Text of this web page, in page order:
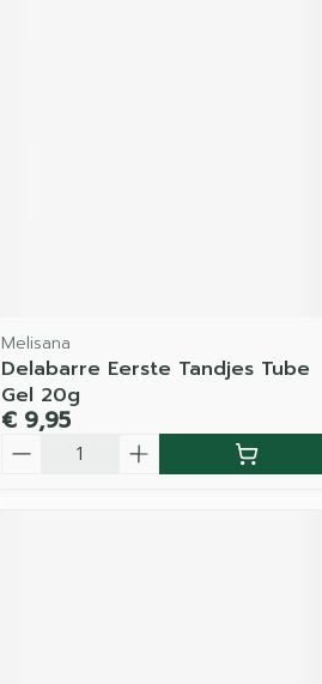
Melisana
Delabarre Eerste Tandjes Tube
Gel 20g
€ 9,95